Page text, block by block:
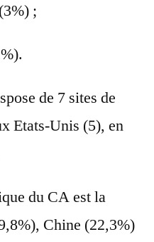
;
de 7 sites de
Etats-Unis (5), en
du CA est la
Chine (22,3%)